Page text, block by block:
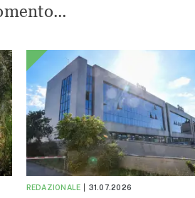
REDAZIONALE 31.07.2026